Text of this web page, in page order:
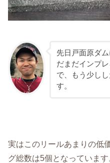
先日戸面原ダ
だまだインプ
で、もう少し
す。
実はこのリールあまりの低
グ総数は5個となっています